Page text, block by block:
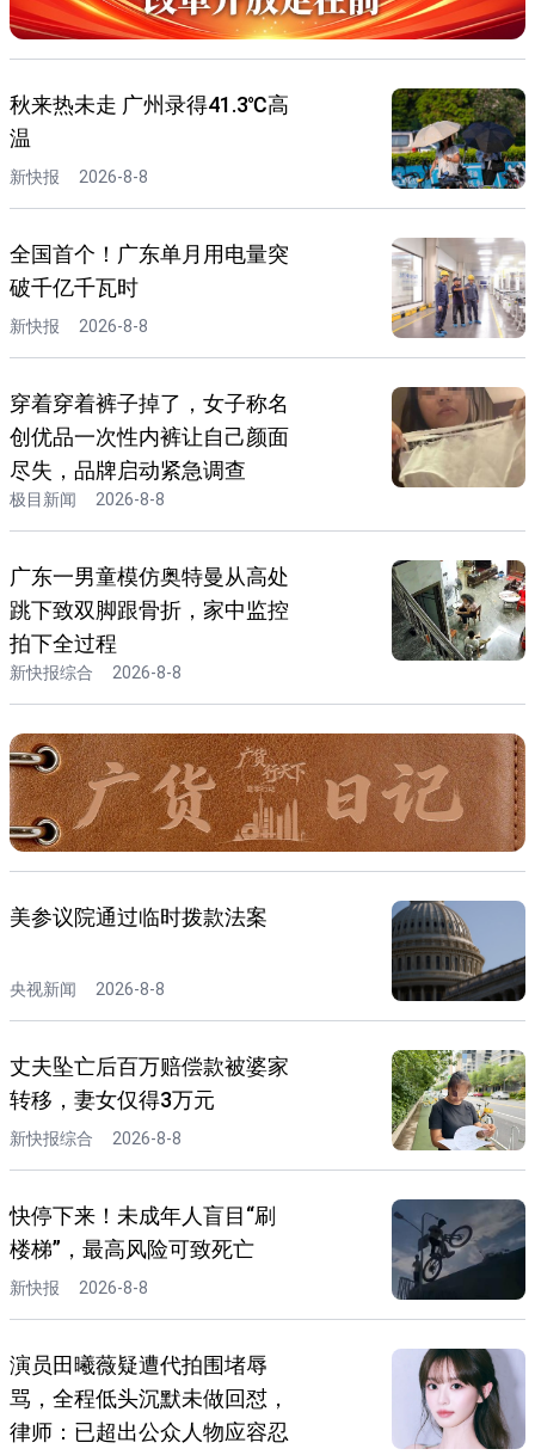
秋来热未走 广州录得41.3℃高
温
新快报 2026-8-8
全国首个！广东单月用电量突
破千亿千瓦时
新快报 2026-8-8
穿着穿着裤子掉了，女子称名
创优品一次性内裤让自己颜面
尽失，品牌启动紧急调查
极目新闻 2026-8-8
广东一男童模仿奥特曼从高处
跳下致双脚跟骨折，家中监控
拍下全过程
新快报综合 2026-8-8
美参议院通过临时拨款法案
央视新闻 2026-8-8
丈夫坠亡后百万赔偿款被婆家
转移，妻女仅得3万元
新快报综合 2026-8-8
快停下来！未成年人盲目“刷
楼梯”，最高风险可致死亡
新快报 2026-8-8
演员田曦薇疑遭代拍围堵辱
骂，全程低头沉默未做回怼，
律师：已超出公众人物应容忍